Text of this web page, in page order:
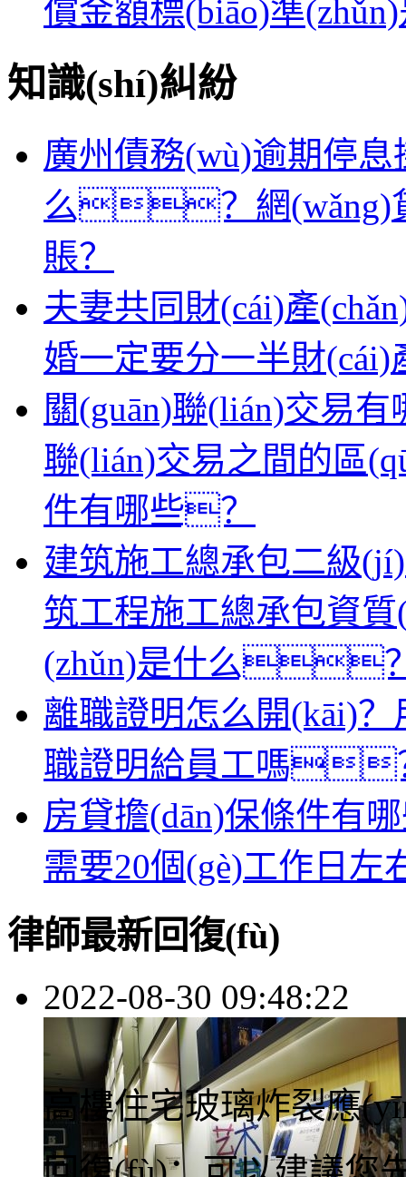
償金額標(biāo)準
知識(shí)糾紛
廣州債務(wù)逾期停
么？網(wǎng)
賬？
夫妻共同財(cái)產
婚一定要分一半財(cái)
關(guān)聯(lián)交易
聯(lián)交易之間的區
件有哪些？
建筑施工總承包二級
筑工程施工總承包資
(zhǔn)是什么
離職證明怎么開(kāi)
職證明給員工嗎
房貸擔(dān)保條件
需要20個(gè)工作日左
律師最新回復(fù)
2022-08-30 09:48:22
高樓住宅玻璃炸裂應